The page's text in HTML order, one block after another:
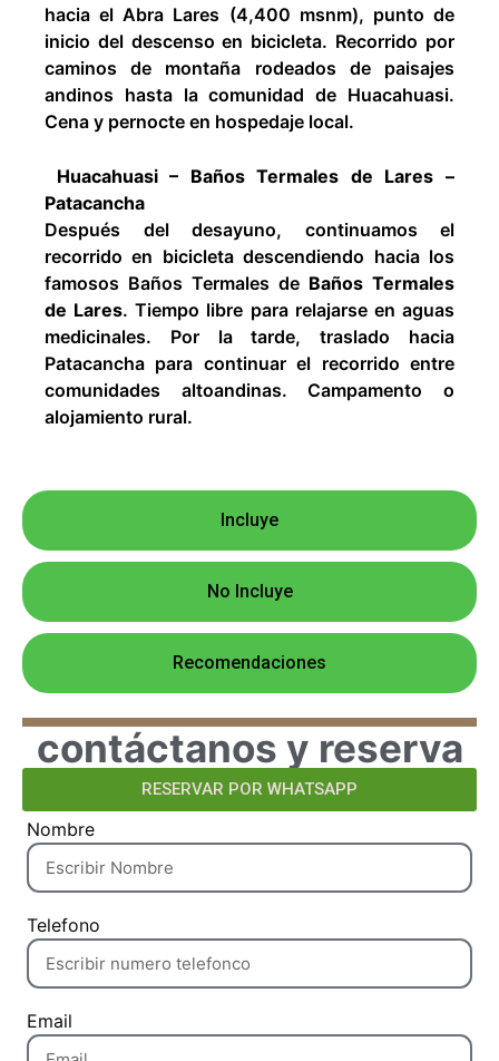
Incluye
No Incluye
Recomendaciones
hacia el Abra Lares (4,400 msnm), punto de
inicio del descenso en bicicleta. Recorrido por
caminos de montaña rodeados de paisajes
andinos hasta la comunidad de Huacahuasi.
Cena y pernocte en hospedaje local.
Huacahuasi – Baños Termales de Lares –
Patacancha
Después del desayuno, continuamos el
recorrido en bicicleta descendiendo hacia los
famosos Baños Termales de Baños Termales
de Lares. Tiempo libre para relajarse en aguas
medicinales. Por la tarde, traslado hacia
Patacancha para continuar el recorrido entre
comunidades altoandinas. Campamento o
alojamiento rural.
contáctanos y reserva
RESERVAR POR WHATSAPP
Nombre
Telefono
Email